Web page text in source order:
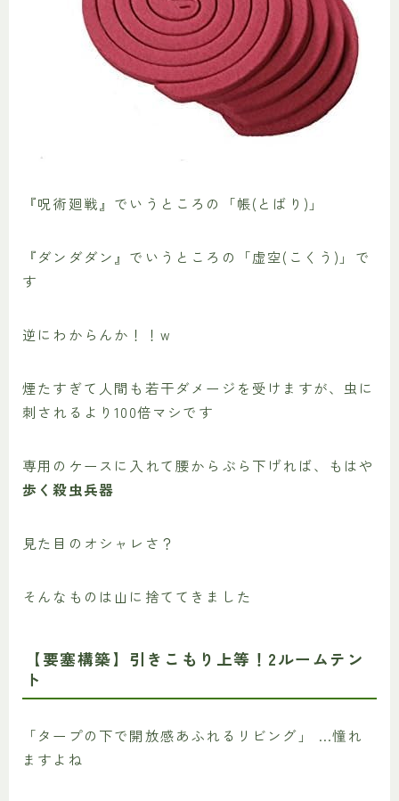
『呪術廻戦』でいうところの「帳(とばり)」
『ダンダダン』でいうところの「虚空(こくう)」で
す
逆にわからんか！！w
煙たすぎて人間も若干ダメージを受けますが、虫に
刺されるより100倍マシです
専用のケースに入れて腰からぶら下げれば、もはや
歩く殺虫兵器
見た目のオシャレさ？
そんなものは山に捨ててきました
【要塞構築】引きこもり上等！2ルームテン
ト
「タープの下で開放感あふれるリビング」 …憧れ
ますよね